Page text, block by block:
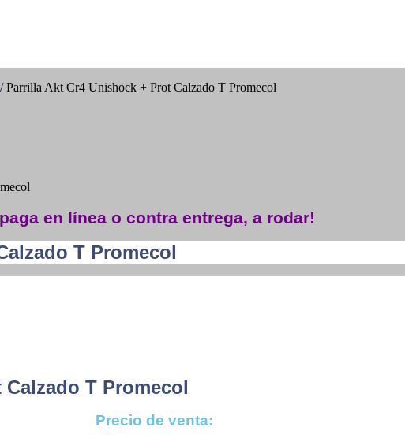
/ Parrilla Akt Cr4 Unishock + Prot Calzado T Promecol
en línea o contra entrega, a rodar!
T Promecol
T Promecol
Precio de venta: